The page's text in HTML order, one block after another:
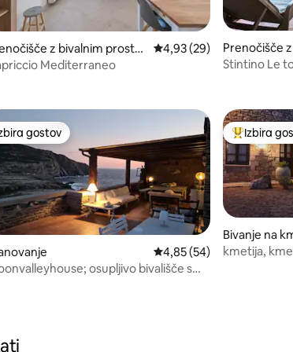
4,95 od 5, št. mnenj: 38
z bivalnim prostor
Povprečna ocena: 4,93
4,93 (29)
Mediterraneo
Prenočišče
om
Stintino Le
4,82 od 5, št. mnenj: 33
gostov
gostov
Povprečna ocena: 4,85
4,85 (54)
osupljivo bivališče s
Najbolj
Izbira
Bivanje na
kmetija,